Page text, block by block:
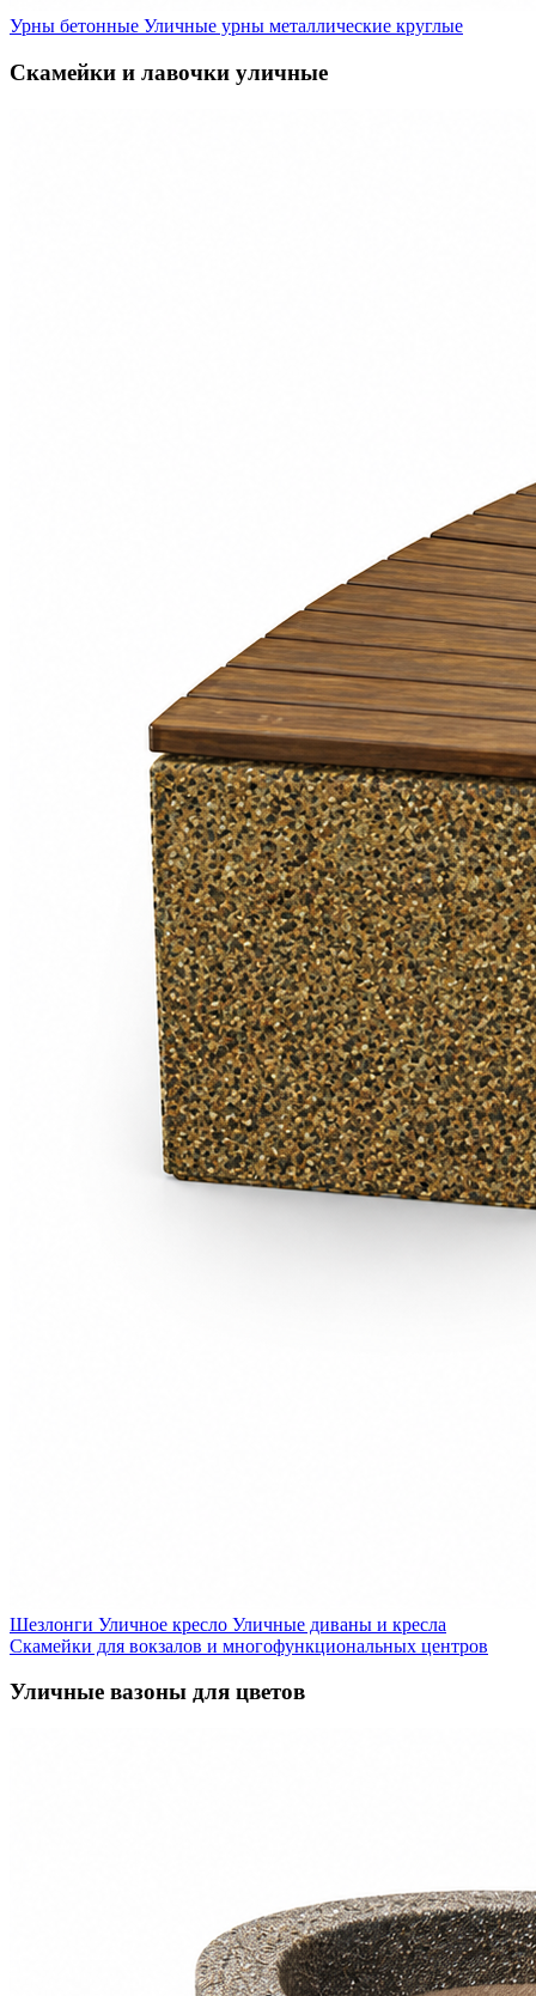
Урны бетонные Уличные урны металлические круглые
Скамейки и лавочки уличные
Шезлонги Уличное кресло Уличные диваны и кресла
Скамейки для вокзалов и многофункциональных центров
Уличные вазоны для цветов